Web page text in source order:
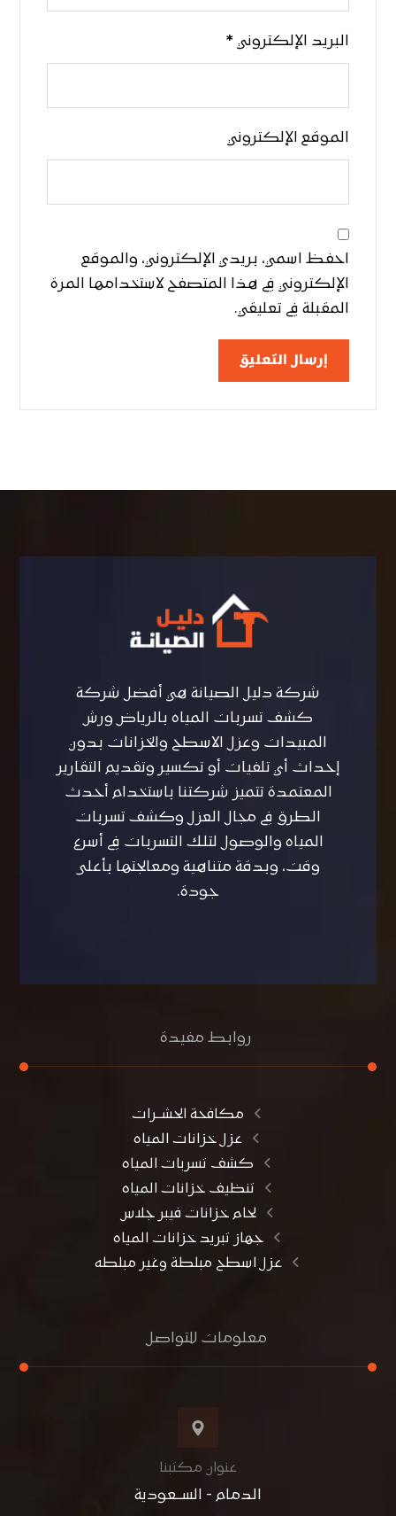
البريد الإلكتروني*
الموقع الإلكتروني
احفظ اسمي، بريدي الإلكتروني، والموقع
الإلكتروني في هذا المتصفح لاستخدامها المرة
المقبلة في تعليقي.
إرسال التعليق
شركة دليل الصيانة هي أفضل شركة
كشف تسربات المياه بالرياض ورش
المبيدات وعزل الاسطح والخزانات بدون
إحداث أي تلفيات أو تكسير وتقديم التقارير
المعتمدة تتميز شركتنا باستخدام أحدث
الطرق في مجال العزل وكشف تسربات
المياه والوصول لتلك التسربات في أسرع
وقت، وبدقة متناهية ومعالجتها بأعلى
جودة.
روابط مفيدة
مكافحة الحشــرات
عزل خزانات المياه
كشف تسربات المياه
تنظيف خزانات المياه
لحام خزانات فيبر جلاس
جهاز تبريد خزانات المياه
عزل اسطح مبلطة وغير مبلطه
معلومات للتواصل
عنوان مكتبنا
الدمام - الســعودية